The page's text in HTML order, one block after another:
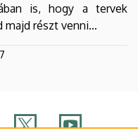
is, hogy a tervek
majd részt venni…